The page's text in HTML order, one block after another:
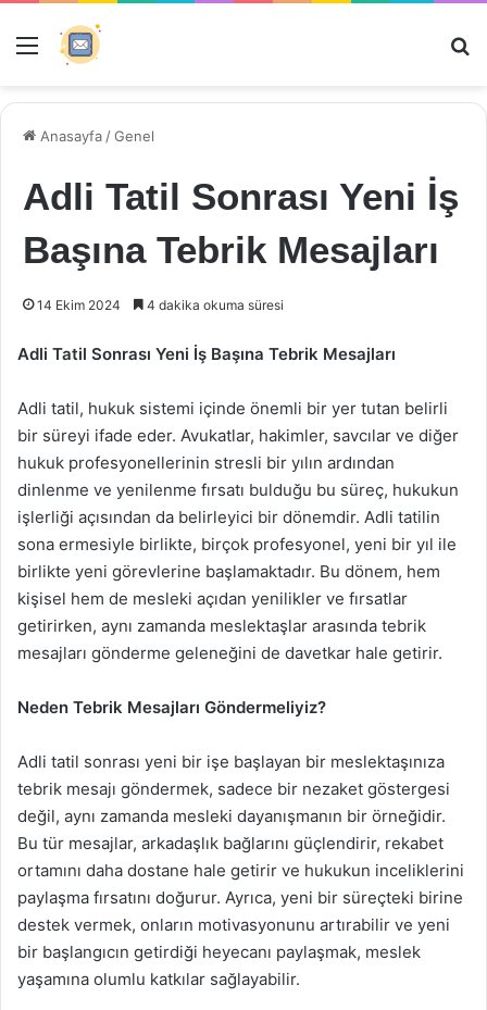
Menü
Anasayfa /Genel
Adli Tatil Sonrası Yeni İş
Başına Tebrik Mesajları
14 Ekim 2024 4 dakika okuma süresi
Adli Tatil Sonrası Yeni İş Başına Tebrik Mesajları
Adli tatil, hukuk sistemi içinde önemli bir yer tutan belirli
bir süreyi ifade eder. Avukatlar, hakimler, savcılar ve diğer
hukuk profesyonellerinin stresli bir yılın ardından
dinlenme ve yenilenme fırsatı bulduğu bu süreç, hukukun
işlerliği açısından da belirleyici bir dönemdir. Adli tatilin
sona ermesiyle birlikte, birçok profesyonel, yeni bir yıl ile
birlikte yeni görevlerine başlamaktadır. Bu dönem, hem
kişisel hem de mesleki açıdan yenilikler ve fırsatlar
getirirken, aynı zamanda meslektaşlar arasında tebrik
mesajları gönderme geleneğini de davetkar hale getirir.
Neden Tebrik Mesajları Göndermeliyiz?
Adli tatil sonrası yeni bir işe başlayan bir meslektaşınıza
tebrik mesajı göndermek, sadece bir nezaket göstergesi
değil, aynı zamanda mesleki dayanışmanın bir örneğidir.
Bu tür mesajlar, arkadaşlık bağlarını güçlendirir, rekabet
ortamını daha dostane hale getirir ve hukukun inceliklerini
paylaşma fırsatını doğurur. Ayrıca, yeni bir süreçteki birine
destek vermek, onların motivasyonunu artırabilir ve yeni
bir başlangıcın getirdiği heyecanı paylaşmak, meslek
yaşamına olumlu katkılar sağlayabilir.